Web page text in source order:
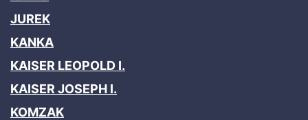
JUREK
KANKA
KAISER LEOPOLD I.
KAISER JOSEPH I.
KOMZAK